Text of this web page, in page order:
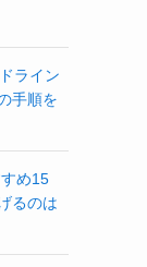
ライン
手順を
め15
るのは